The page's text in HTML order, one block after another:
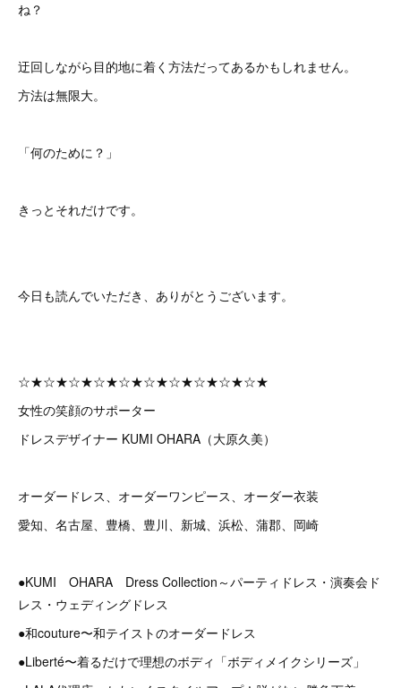
ね？
迂回しながら目的地に着く方法だってあるかもしれません。
方法は無限大。
「何のために？」
きっとそれだけです。
今日も読んでいただき、ありがとうございます。
☆★☆★☆★☆★☆★☆★☆★☆★☆★☆★
女性の笑顔のサポーター
ドレスデザイナー KUMI OHARA（大原久美）
オーダードレス、オーダーワンピース、オーダー衣装
愛知、名古屋、豊橋、豊川、新城、浜松、蒲郡、岡崎
●KUMI OHARA Dress Collection～パーティドレス・演奏会ド
レス・ウェディングドレス
●和couture〜和テイストのオーダードレス
●Liberté〜着るだけで理想のボディ「ボディメイクシリーズ」